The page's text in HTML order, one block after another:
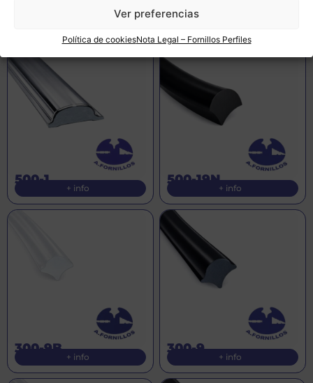
Ver preferencias
Política de cookiesNota Legal – Fornillos Perfiles
500-2
500-1
+ info
500-19N
+ info
300-9B
+ info
300-9
+ info